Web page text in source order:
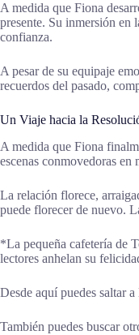
A medida que Fiona
presente. Su inmersión en
confianza.
A pesar de su equipaje
recuerdos del pasado,
Un Viaje hacia la
A medida que Fiona
escenas conmovedoras
La relación florece,
puede florecer de nuevo.
*La pequeña cafetería de
lectores anhelan su
Desde aquí puedes saltar
También puedes buscar